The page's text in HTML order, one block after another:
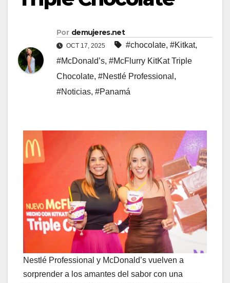
Por demujeres.net
OCT 17, 2025 #chocolate, #Kitkat,
#McDonald’s, #McFlurry KitKat Triple
Chocolate, #Nestlé Professional ,
#Noticias, #Panamá
Nestlé Professional y McDonald’s vuelven a
sorprender a los amantes del sabor con una